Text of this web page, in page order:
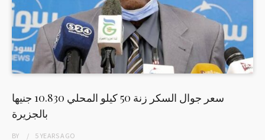
سعر جوال السكر زنة 50 كيلو المحلي 10.830 جنيها
بالجزيرة
BY 5 YEARSAGO